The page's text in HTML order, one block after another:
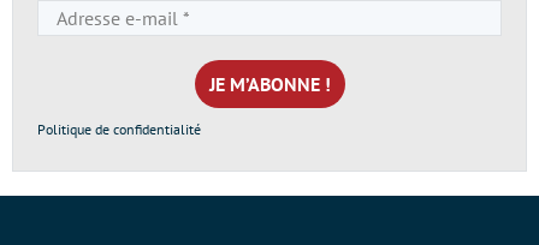
e-
mail
*
Politique de confidentialité